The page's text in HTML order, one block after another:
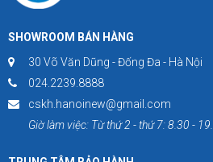
SHOWROOM BÁN HÀNG
30 Võ Văn Dũng - Đống Đa - Hà Nội
024.2239.8888
cskh.hanoinew@gmail.com
Giờ làm việc: Từ thứ 2 - thứ 7: 8.30 -